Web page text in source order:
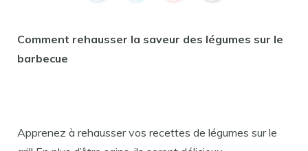
Comment rehausser la saveur des légumes sur le
barbecue
Apprenez à rehausser vos recettes de légumes sur le